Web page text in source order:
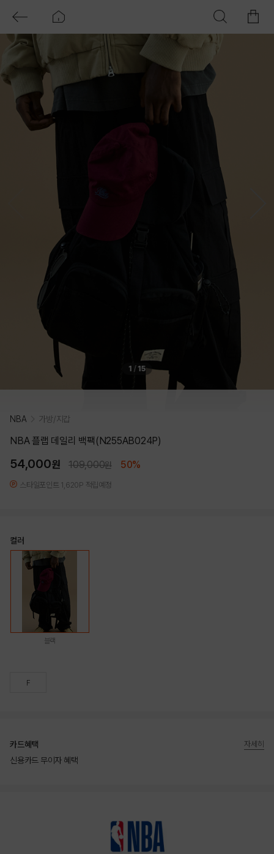
1 / 15
NBA 가방/지갑
NBA 플랩 데일리 백팩(N255AB024P)
54,000원 109,000원 50%
스타일포인트 1,620P 적립예정
컬러
블랙
F
카드혜택
신용카드 무이자 혜택
자세히